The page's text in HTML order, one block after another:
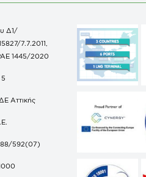
Δ1/
7.7.2011,
1445/2020
Αττικής
592(07)